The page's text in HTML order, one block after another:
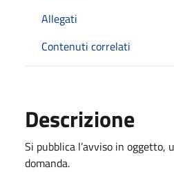
Allegati
Contenuti correlati
Descrizione
Si pubblica l’avviso in oggetto,
domanda.